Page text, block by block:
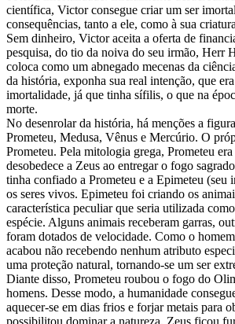
científica, Victor consegue criar um ser
consequências, tanto a ele, como à sua
Sem dinheiro, Victor aceita a oferta de
pesquisa, do tio da noiva do seu irmão, Herr
coloca como um abnegado mecenas da
da história, exponha sua real intenção, que
imortalidade, já que tinha sífilis, o que na
morte.
No desenrolar da história, há menções a
Prometeu, Medusa, Vênus e Mercúrio. O
Prometeu. Pela mitologia grega, Prometeu
desobedece a Zeus ao entregar o fogo
tinha confiado a Prometeu e a Epimeteu (seu
os seres vivos. Epimeteu foi criando os
característica peculiar que seria utilizada
espécie. Alguns animais receberam garras,
foram dotados de velocidade. Como o
acabou não recebendo nenhum atributo
uma proteção natural, tornando-se um ser
Diante disso, Prometeu roubou o fogo do
homens. Desse modo, a humanidade
aquecer-se em dias frios e forjar metais para
possibilitou dominar a natureza. Zeus ficou